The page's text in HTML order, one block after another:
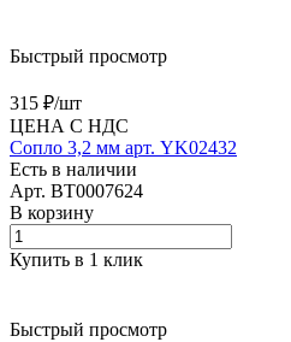
Быстрый просмотр
315 ₽/шт
ЦЕНА С НДС
Сопло 3,2 мм арт. YK02432
Есть в наличии
Арт. BT0007624
В корзину
Купить в 1 клик
Быстрый просмотр